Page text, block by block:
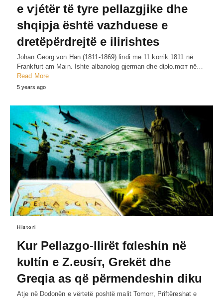
e ѵjétër të tyre pellazgjike dhe
shqipja është vazhduese e
dretëpërdrejtë e ilirishtes
Johan Georg von Han (1811-1869) lindi me 11 korrik 1811 në
Frankfurt am Main. Ishte albanolog gjerman dhe dίρlo.mαт në…
Read More
5 years ago
Histori
Kur Pellazgo-Ilirët fαleshίn në
kυltίn e Z.eυsίт, Grekët dhe
Greqia as që përmendeshin diku
Atje në Dodonën e vërtetë poshtë malit Tomorr, Priftëreshat e